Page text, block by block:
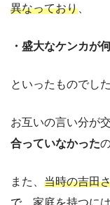
異なっており
・盛大なケンカが
といったものでした
お互いの言い分が
合っていなかった
また、 当時の吉田
で、家庭を持つに